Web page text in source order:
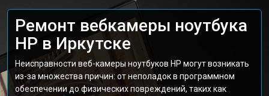
Ремонт вебкамеры ноутбука
HP в Иркутске
Неисправности веб-камеры ноутбуков HP могут возникать
из-за множества причин: от неполадок в программном
обеспечении до физических повреждений, таких как